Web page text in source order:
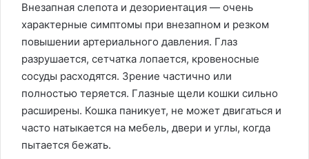
Внезапная слепота и дезориентация — очень
характерные симптомы при внезапном и резком
повышении артериального давления. Глаз
разрушается, сетчатка лопается, кровеносные
сосуды расходятся. Зрение частично или
полностью теряется. Глазные щели кошки сильно
расширены. Кошка паникует, не может двигаться и
часто натыкается на мебель, двери и углы, когда
пытается бежать.